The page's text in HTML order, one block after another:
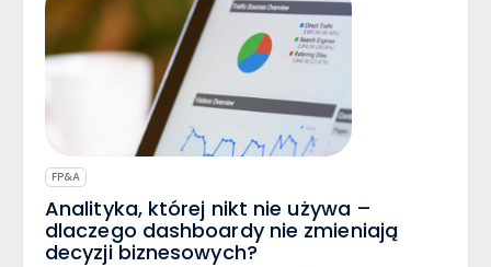
FP&A
Analityka, której nikt nie używa –
dlaczego dashboardy nie zmieniają
decyzji biznesowych?